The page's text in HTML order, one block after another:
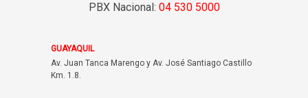
PBX Nacional: 04 530 5000
GUAYAQUIL
Av. Juan Tanca Marengo y Av. José Santiago Castillo
Km. 1.8.